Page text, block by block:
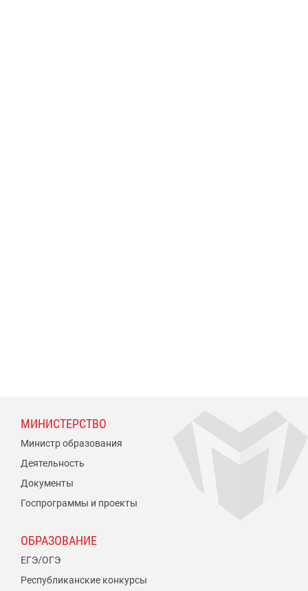
МИНИСТЕРСТВО
Министр образования
Деятельность
Документы
Госпрограммы и проекты
ОБРАЗОВАНИЕ
ЕГЭ/ОГЭ
Республиканские конкурсы